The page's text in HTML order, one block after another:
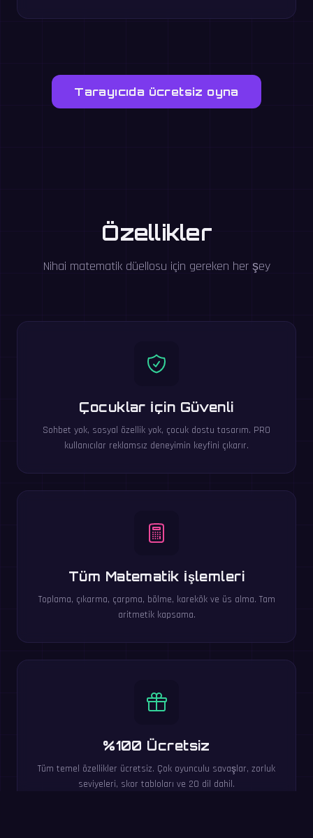
Tarayıcıda ücretsiz oyna
Özellikler
Nihai matematik düellosu için gereken her şey
Çocuklar İçin Güvenli
Sohbet yok, sosyal özellik yok, çocuk dostu tasarım. PRO
kullanıcılar reklamsız deneyimin keyfini çıkarır.
Tüm Matematik İşlemleri
Toplama, çıkarma, çarpma, bölme, karekök ve üs alma. Tam
aritmetik kapsama.
%100 Ücretsiz
Tüm temel özellikler ücretsiz. Çok oyunculu savaşlar, zorluk
seviyeleri, skor tabloları ve 20 dil dahil.